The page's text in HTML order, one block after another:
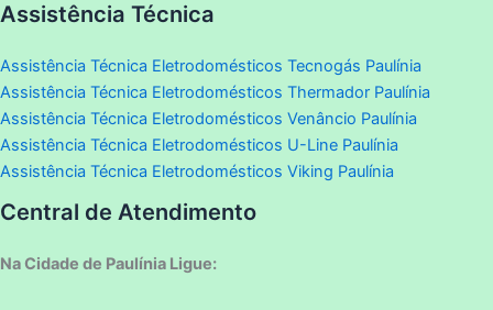
Assistência Técnica
Assistência Técnica Eletrodomésticos Tecnogás Paulínia
Assistência Técnica Eletrodomésticos Thermador Paulínia
Assistência Técnica Eletrodomésticos Venâncio Paulínia
Assistência Técnica Eletrodomésticos U-Line Paulínia
Assistência Técnica Eletrodomésticos Viking Paulínia
Central de Atendimento
Na Cidade de Paulínia Ligue: